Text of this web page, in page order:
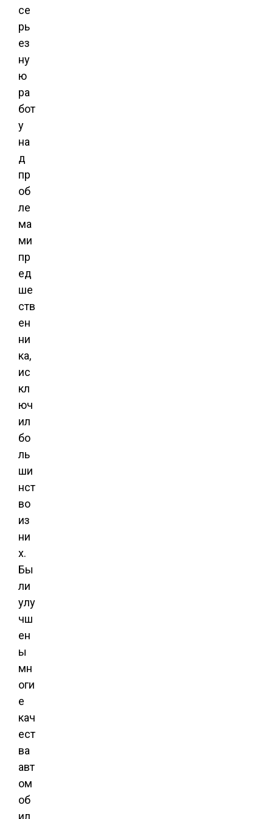
се
рь
ез
ну
ю
ра
бот
у
на
д
пр
об
ле
ма
ми
пр
ед
ше
ств
ен
ни
ка,
ис
кл
юч
ил
бо
ль
ши
нст
во
из
ни
х.
Бы
ли
улу
чш
ен
ы
мн
оги
е
кач
ест
ва
авт
ом
об